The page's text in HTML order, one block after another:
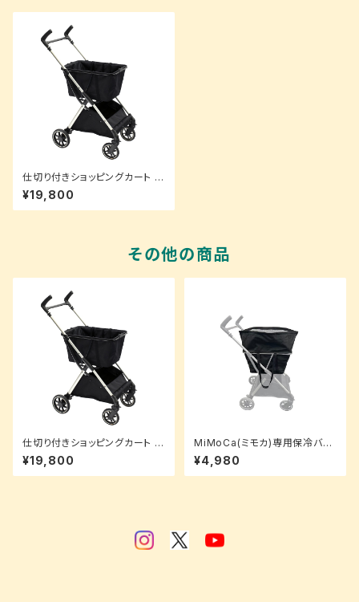
仕切り付きショッピングカート M
iMoCa（ミモカ）
¥19,800
その他の商品
仕切り付きショッピングカート M
iMoCa（ミモカ）
¥19,800
MiMoCa(ミモカ)専用保冷バッ
グ
¥4,980